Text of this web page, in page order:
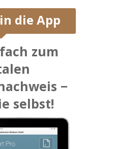
die App
zum
−
selbst!